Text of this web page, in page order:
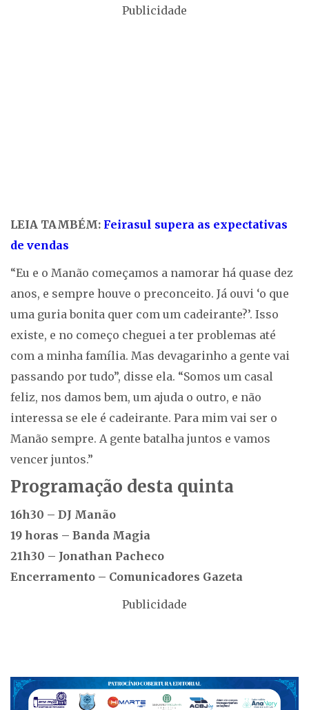
Publicidade
LEIA TAMBÉM: Feirasul supera as expectativas
de vendas
“Eu e o Manão começamos a namorar há quase dez
anos, e sempre houve o preconceito. Já ouvi ‘o que
uma guria bonita quer com um cadeirante?’. Isso
existe, e no começo cheguei a ter problemas até
com a minha família. Mas devagarinho a gente vai
passando por tudo”, disse ela. “Somos um casal
feliz, nos damos bem, um ajuda o outro, e não
interessa se ele é cadeirante. Para mim vai ser o
Manão sempre. A gente batalha juntos e vamos
vencer juntos.”
Programação desta quinta
16h30 – DJ Manão
19 horas – Banda Magia
21h30 – Jonathan Pacheco
Encerramento – Comunicadores Gazeta
Publicidade